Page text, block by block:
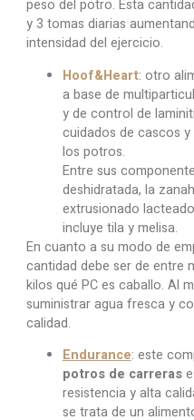
peso del potro. Esta
y 3 tomas diarias
intensidad del ejercicio.
Hoof&Heart: otro
a base de
y de control de
cuidados de cascos
los potros.
Entre sus
deshidratada, la
extrusionado
incluye tila y melisa.
En cuanto a su modo de
cantidad debe ser de entre
kilos qué PC es caballo. Al
suministrar agua fresca y
calidad.
Endurance: este
potros de carreras
resistencia y alta
se trata de un